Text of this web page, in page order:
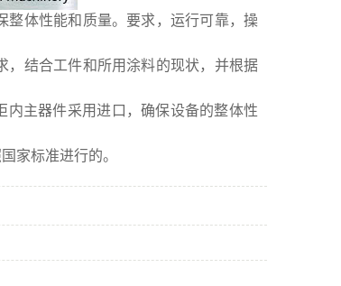
整体性能和质量。要求，运行可靠，操
，结合工件和所用涂料的现状，并根据
内主器件采用进口，确保设备的整体性
家标准进行的。